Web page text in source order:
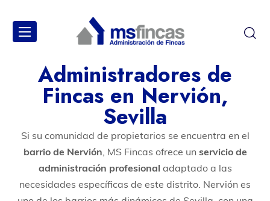
Administradores de
Fincas en Nervión,
Sevilla
Si su comunidad de propietarios se encuentra en el
barrio de Nervión, MS Fincas ofrece un servicio de
administración profesional adaptado a las
necesidades específicas de este distrito. Nervión es